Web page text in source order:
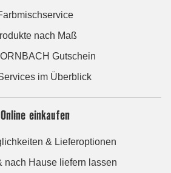
nach Maß
Gutschein
im Überblick
Online einkaufen
& Lieferoptionen
nach Hause liefern lassen